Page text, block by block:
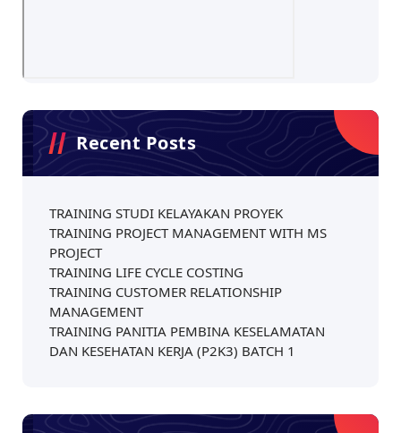
Recent Posts
TRAINING STUDI KELAYAKAN PROYEK
TRAINING PROJECT MANAGEMENT WITH MS
PROJECT
TRAINING LIFE CYCLE COSTING
TRAINING CUSTOMER RELATIONSHIP
MANAGEMENT
TRAINING PANITIA PEMBINA KESELAMATAN
DAN KESEHATAN KERJA (P2K3) BATCH 1